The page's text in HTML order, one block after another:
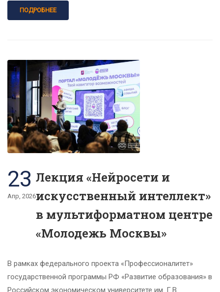
ПОДРОБНЕЕ
23
Апр, 2026
Лекция «Нейросети и
искусственный интеллект»
в мультиформатном центре
«Молодежь Москвы»
В рамках федерального проекта «Профессионалитет»
государственной программы РФ «Развитие образования» в
Российском экономическом университете им. Г.В.